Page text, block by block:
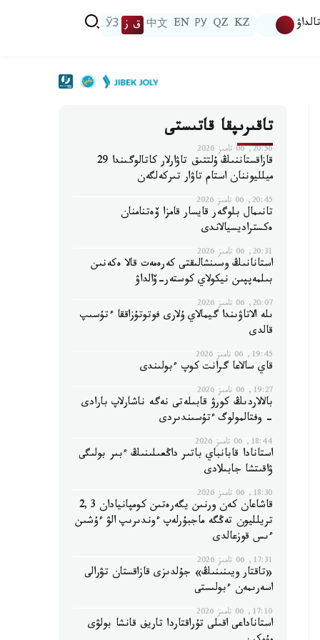
تالداۋ KZ
QZ
РУ
EN
中文 ق ز ЎЗ
تاقىرىپقا قاتىستى
20:56, 06 تامىز 2026
قازاقستاننىڭ ۇلتتىق تاۋارلار كاتالوگىندا 29
ميلليوننان استام تاۋار تىركەلگەن
20:45, 06 تامىز 2026
تانىمال بلوگەر قايسار قامزا ۆەتنامنان
ەكستراديسيالاندى
20:31, 06 تامىز 2026
استانانىڭ وسىنشالىقتى كەرەمەت قالا ەكەنىن
بىلمەپپىن نيكولاي كوستەر-ۆالداۋ
20:07, 06 تامىز 2026
ىلە الاتاۋىندا گيمالاي ۇلارى فوتوتۇزاققا ءتۇسىپ
قالدى
19:45, 06 تامىز 2026
قاي سالاعا گرانت كوپ ءبولىندى
19:27, 06 تامىز 2026
بالالاردىڭ كورۋ قابىلەتى نەگە ناشارلاپ بارادى
- وفتالمولوگ ءتۇسىندىردى
18:44, 06 تامىز 2026
استانادا قابانباي باتىر داڭعىلىنىڭ ءبىر بولىگى
ۋاقىتشا جابىلادى
18:30, 06 تامىز 2026
قاشاعان كەن ورنىن يگەرەتىن كومپانيادان 2,3
تريلليون تەڭگە ماجبۇرلەپ ءوندىرىپ الۋ ءۇشىن
ءىس قوزعالدى
17:31, 06 تامىز 2026
«تاقتار ويىنىنىڭ» جۇلدىزى قازاقستان تۋرالى
اسەرىمەن ءبولىستى
17:10, 06 تامىز 2026
استاناداعى اقىلى تۇراقتاردا تاريف قانشا بولۋى